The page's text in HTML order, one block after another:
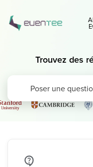
Trouvez des